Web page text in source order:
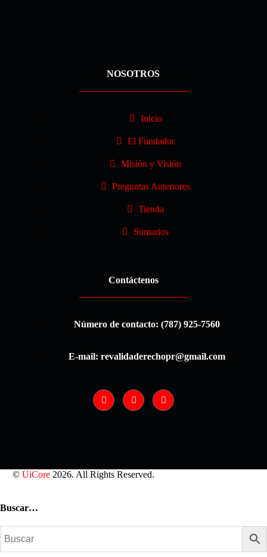
NOSOTROS
Inicio
El Fundador
Misión y Visión
Preguntas Anteriores
Tienda
Sumarios
Contáctenos
Número de contacto: (787) 925-7560
E-mail: revalidaderechopr@gmail.com
©UiCore 2026. All Rights Reserved.
Buscar…